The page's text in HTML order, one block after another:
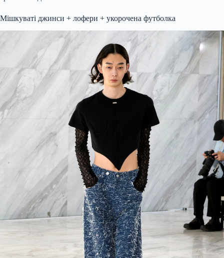
Мішкуваті джинси + лофери + укорочена футболка